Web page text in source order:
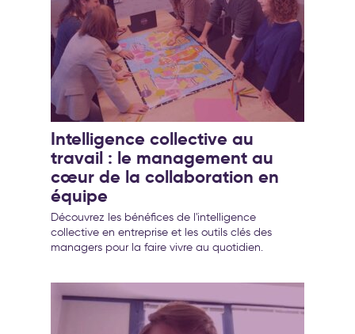
Intelligence collective au
travail : le management au
cœur de la collaboration en
équipe
Découvrez les bénéfices de l'intelligence
collective en entreprise et les outils clés des
managers pour la faire vivre au quotidien.